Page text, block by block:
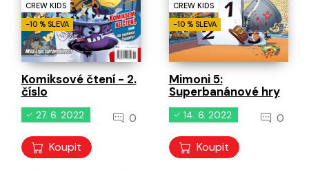
CREW KIDS
-10 % SLEVA
Komiksové čtení - 2.
číslo
27. 6. 2022 0
Koupit
CREW KIDS
-10 % SLEVA
Mimoni 5:
Superbanánové hry
14. 6. 2022 0
Koupit